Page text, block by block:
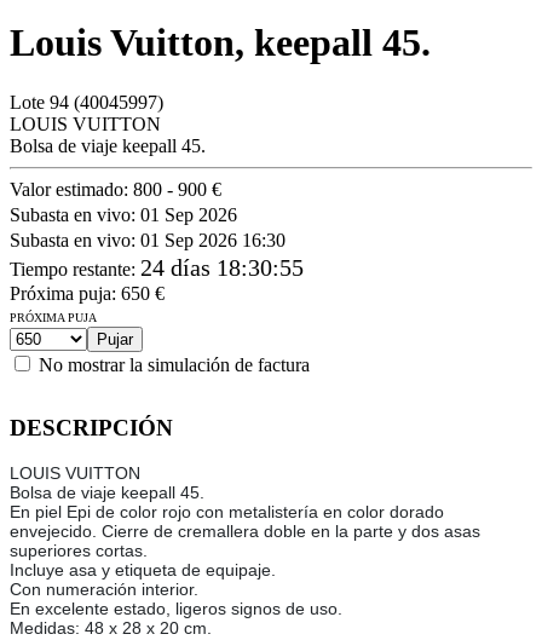
Louis Vuitton, keepall 45.
Lote 94 (40045997)
LOUIS VUITTON
Bolsa de viaje keepall 45.
Valor estimado: 800 - 900 €
Subasta en vivo: 01 Sep 2026
Subasta en vivo: 01 Sep 2026 16:30
Tiempo restante: 24 días 18:30:55
Próxima puja: 650 €
PRÓXIMA PUJA
No mostrar la simulación de factura
DESCRIPCIÓN
LOUIS VUITTON
Bolsa de viaje keepall 45.
En piel Epi de color rojo con metalistería en color dorado
envejecido. Cierre de cremallera doble en la parte y dos asas
superiores cortas.
Incluye asa y etiqueta de equipaje.
Con numeración interior.
En excelente estado, ligeros signos de uso.
Medidas: 48 x 28 x 20 cm.